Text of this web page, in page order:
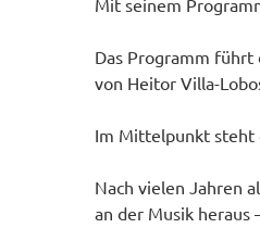
Mit seinem
Das Programm führt
von Heitor Villa-
Im Mittelpunkt steht
Nach vielen Jahren
an der Musik